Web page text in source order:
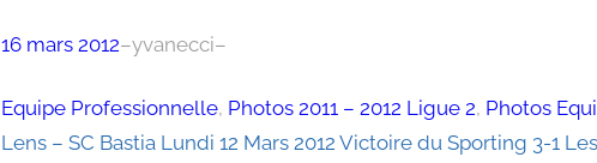
16 mars 2012–yvanecci–
Equipe Professionnelle, Photos 2011 – 2012 Ligue 2, Photos
Lens – SC Bastia Lundi 12 Mars 2012 Victoire du Sporting 3-1